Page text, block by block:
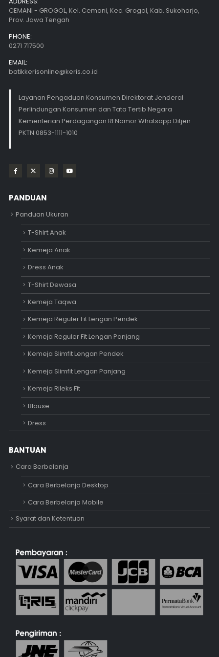
CEMANI - GROGOL, Kel. Cemani, Kec. Grogol, Kab. Sukoharjo,
Prov. Jawa Tengah
PHONE:
0271 717500
EMAIL:
batikkerisonline@keris.co.id
Layanan Pengaduan Konsumen Direktorat Jenderal
Perlindungan Konsumen dan Tata Tertib Negara
Kementerian Perdagangan RI Nomor Whatsapp Ditjen
PKTN 0853-1111-1010
PANDUAN
Panduan Ukuran
T-Shirt Anak
Kemeja Anak
Dress Anak
T-Shirt Dewasa
Kemeja Taqwa
Kemeja Reguler Fit Lengan Pendek
Kemeja Reguler Fit Lengan Panjang
Kemeja Slimfit Lengan Pendek
Kemeja Slimfit Lengan Panjang
Kemeja Rileks Fit
Blouse
Dress
BANTUAN
Cara Berbelanja
Cara Berbelanja Desktop
Cara Berbelanja Mobile
Syarat dan Ketentuan